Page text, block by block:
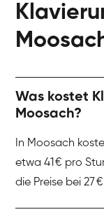
Was kostet
Moosach?
In Moosach
etwa 41 € pro
die Preise bei 27